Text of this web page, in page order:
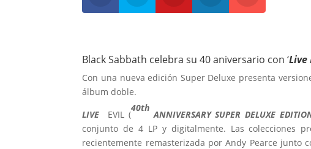
Black Sabbath celebra su 40 aniversario con ‘Live
Con una nueva edición Super Deluxe presenta
álbum doble.
LIVE
EVIL (
40th
ANNIVERSARY SUPER DELUXE
conjunto de 4 LP y digitalmente. Las colecciones
recientemente remasterizada por Andy Pearce